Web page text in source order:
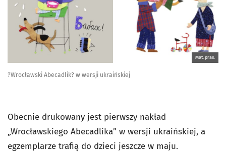
Mat. pras.
?Wrocławski Abecadlik? w wersji ukraińskiej
Obecnie drukowany jest pierwszy nakład
„Wrocławskiego Abecadlika” w wersji ukraińskiej, a
egzemplarze trafią do dzieci jeszcze w maju.